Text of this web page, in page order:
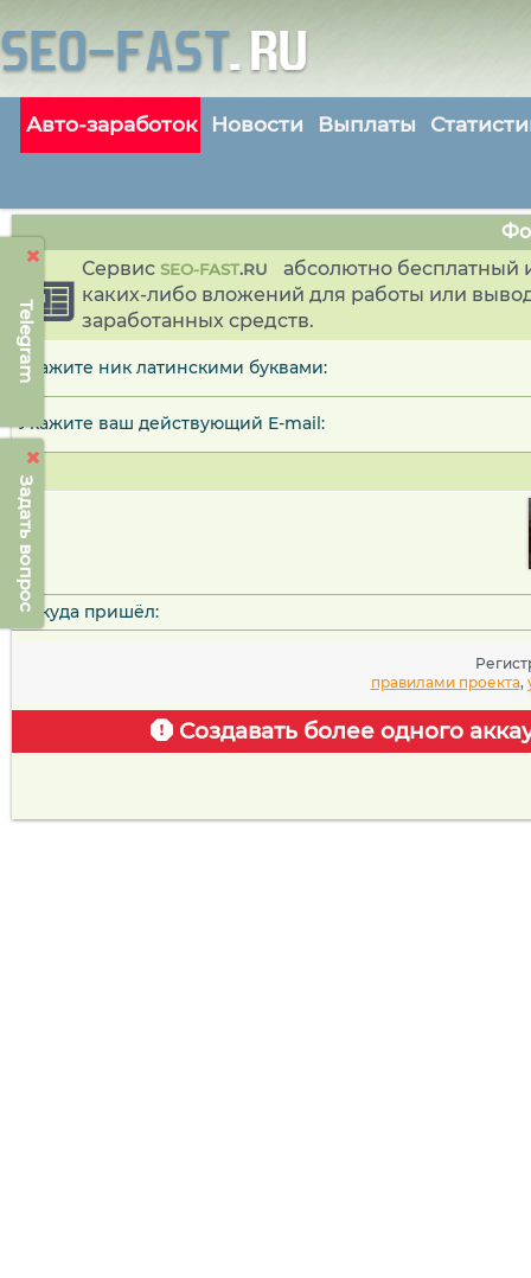
Telegram
Задать вопрос
Авто-заработок Новости Выплаты
Сервис SEO-FAST.RU
абсолютно бесплатный
каких-либо вложений для работы или
заработанных средств.
Укажите ник латинскими буквами:
Укажите ваш действующий E-mail:
Откуда пришёл:
правилами проекта,
Создавать более одного